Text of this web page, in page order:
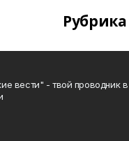
вести" - твой проводник